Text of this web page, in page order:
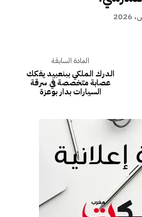
المادة السابقة
الدرك الملكي ببنعبيد يفكك
عصابة متخصصة في سرقة
السيارات بدار بوعزة